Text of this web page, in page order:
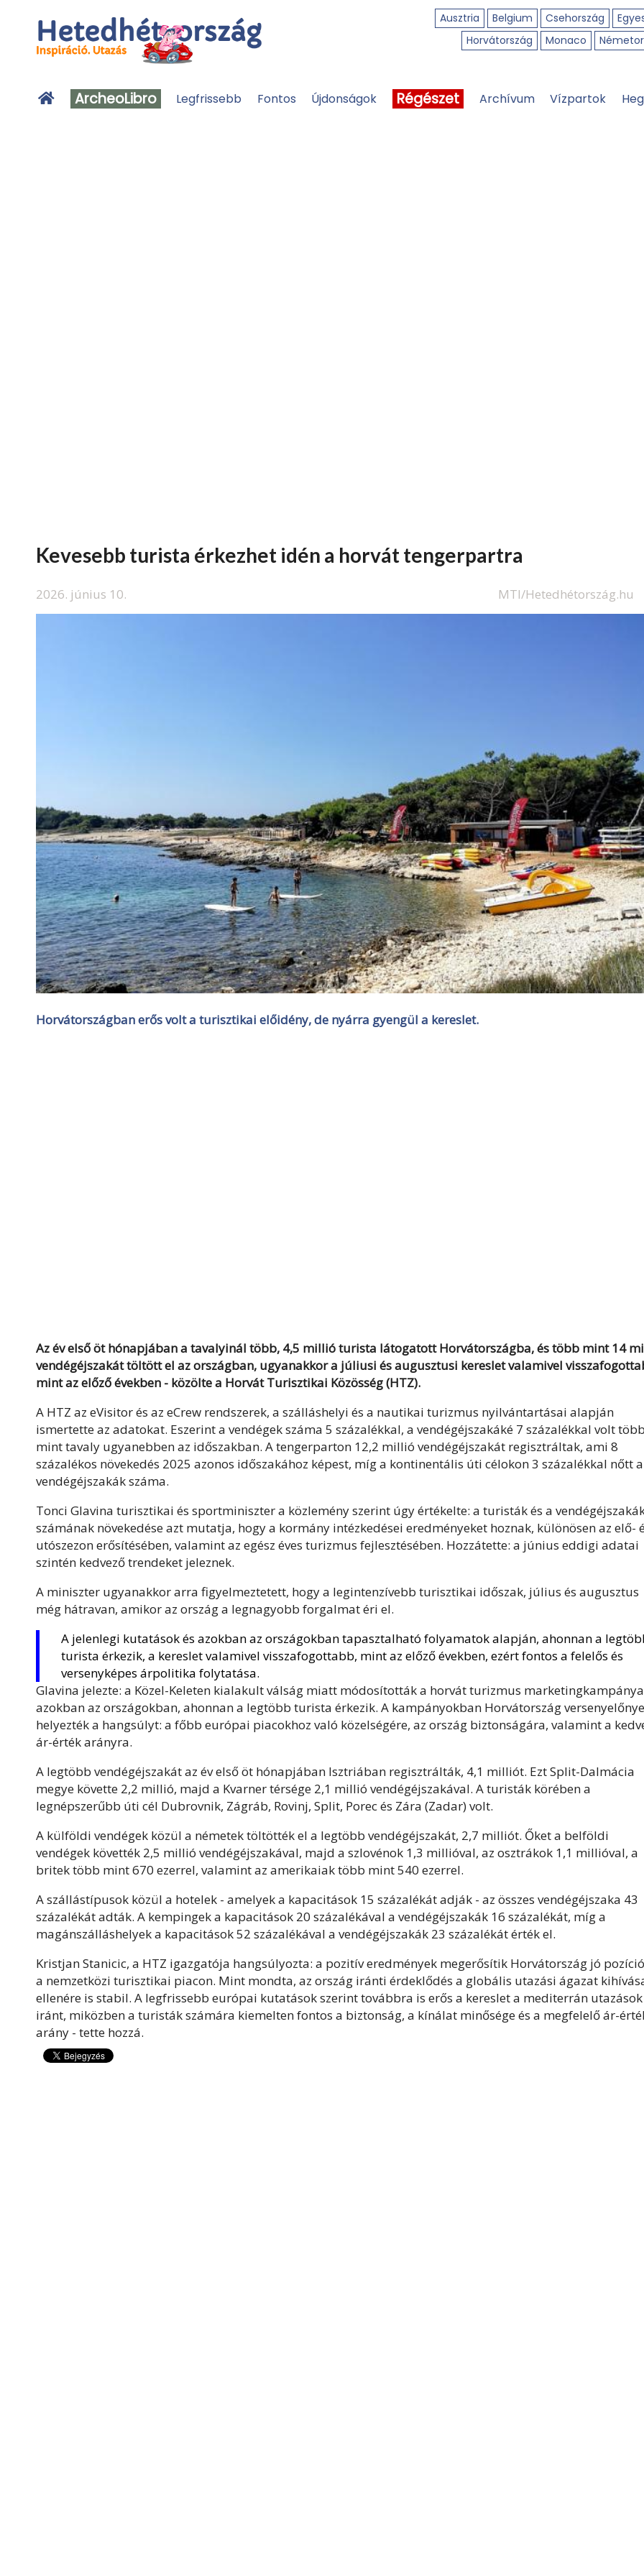
Ausztria Belgium Csehország
Horvátország
Monaco
ArcheoLibro Legfrissebb Fontos Újdonságok Régészet Archívum Vízpartok
Kevesebb turista érkezhet idén a horvát tengerpartra
2026. június 10. MTI/Hetedhétország.hu
Horvátországban erős volt a turisztikai előidény, de nyárra gyengül a kereslet.
Az év első öt hónapjában a tavalyinál több, 4,5 millió turista látogatott Horvátországba, és több mint 14
vendégéjszakát töltött el az országban, ugyanakkor a júliusi és augusztusi kereslet valamivel
mint az előző években - közölte a Horvát Turisztikai Közösség (HTZ).
A HTZ az eVisitor és az eCrew rendszerek, a szálláshelyi és a nautikai turizmus nyilvántartásai alapján
ismertette az adatokat. Eszerint a vendégek száma 5 százalékkal, a vendégéjszakáké 7 százalékkal volt
mint tavaly ugyanebben az időszakban. A tengerparton 12,2 millió vendégéjszakát regisztráltak, ami 8
százalékos növekedés 2025 azonos időszakához képest, míg a kontinentális úti célokon 3 százalékkal nőtt a
vendégéjszakák száma.
Tonci Glavina turisztikai és sportminiszter a közlemény szerint úgy értékelte: a turisták és a
számának növekedése azt mutatja, hogy a kormány intézkedései eredményeket hoznak, különösen az elő-
utószezon erősítésében, valamint az egész éves turizmus fejlesztésében. Hozzátette: a június eddigi adatai
szintén kedvező trendeket jeleznek.
A miniszter ugyanakkor arra figyelmeztetett, hogy a legintenzívebb turisztikai időszak, július és augusztus
még hátravan, amikor az ország a legnagyobb forgalmat éri el.
A jelenlegi kutatások és azokban az országokban tapasztalható folyamatok alapján, ahonnan a
turista érkezik, a kereslet valamivel visszafogottabb, mint az előző években, ezért fontos a felelős és
versenyképes árpolitika folytatása.
Glavina jelezte: a Közel-Keleten kialakult válság miatt módosították a horvát turizmus
azokban az országokban, ahonnan a legtöbb turista érkezik. A kampányokban Horvátország
helyezték a hangsúlyt: a főbb európai piacokhoz való közelségére, az ország biztonságára, valamint a
ár-érték arányra.
A legtöbb vendégéjszakát az év első öt hónapjában Isztriában regisztrálták, 4,1 milliót. Ezt Split-Dalmácia
megye követte 2,2 millió, majd a Kvarner térsége 2,1 millió vendégéjszakával. A turisták körében a
legnépszerűbb úti cél Dubrovnik, Zágráb, Rovinj, Split, Porec és Zára (Zadar) volt.
A külföldi vendégek közül a németek töltötték el a legtöbb vendégéjszakát, 2,7 milliót. Őket a belföldi
vendégek követték 2,5 millió vendégéjszakával, majd a szlovénok 1,3 millióval, az osztrákok 1,1 millióval, a
britek több mint 670 ezerrel, valamint az amerikaiak több mint 540 ezerrel.
A szállástípusok közül a hotelek - amelyek a kapacitások 15 százalékát adják - az összes vendégéjszaka 43
százalékát adták. A kempingek a kapacitások 20 százalékával a vendégéjszakák 16 százalékát, míg a
magánszálláshelyek a kapacitások 52 százalékával a vendégéjszakák 23 százalékát érték el.
Kristjan Stanicic, a HTZ igazgatója hangsúlyozta: a pozitív eredmények megerősítik Horvátország jó
a nemzetközi turisztikai piacon. Mint mondta, az ország iránti érdeklődés a globális utazási ágazat
ellenére is stabil. A legfrissebb európai kutatások szerint továbbra is erős a kereslet a mediterrán utazások
iránt, miközben a turisták számára kiemelten fontos a biztonság, a kínálat minősége és a megfelelő ár-
arány - tette hozzá.